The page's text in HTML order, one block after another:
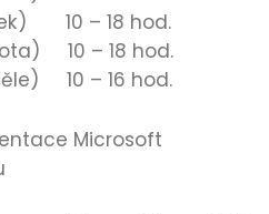
10 – 18 hod.
10 – 18 hod.
10 – 16 hod.